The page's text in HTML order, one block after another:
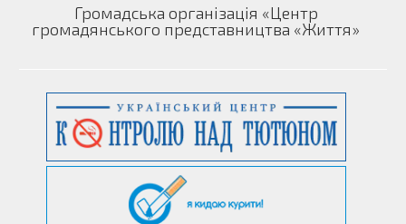
Громадська організація «Центр
громадянського представництва «Життя»